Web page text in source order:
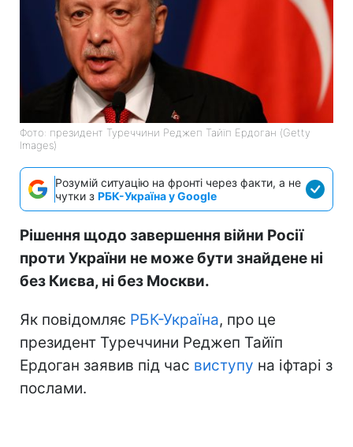
Фото: президент Туреччини Реджеп Тайїп Ердоган (Getty
Images)
Розумій ситуацію на фронті через факти, а не
чутки з РБК-Україна у Google
Рішення щодо завершення війни Росії
проти України не може бути знайдене ні
без Києва, ні без Москви.
Як повідомляє РБК-Україна, про це
президент Туреччини Реджеп Тайїп
Ердоган заявив під час виступу на іфтарі з
послами.